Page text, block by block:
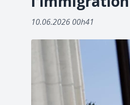
10.06.2026 00h41